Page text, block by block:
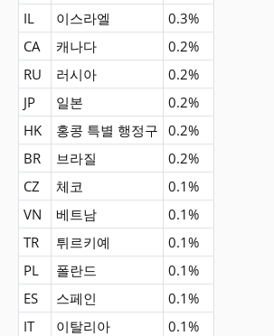
IL
이스라엘
0.3%
CA
캐나다
0.2%
RU
러시아
0.2%
JP
일본
0.2%
HK
홍콩 특별 행정구 0.2%
BR
브라질
0.2%
CZ
체코
0.1%
VN
베트남
0.1%
TR
튀르키예
0.1%
PL
폴란드
0.1%
ES
스페인
0.1%
IT
이탈리아
0.1%